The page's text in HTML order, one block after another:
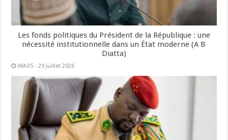
Les fonds politiques du Président de la République : une
nécessité institutionnelle dans un État moderne (A B
Diatta)
06h35 - 29 juillet 2026